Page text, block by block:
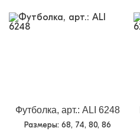
Футболка, арт.: ALI 6248
Размеры: 68, 74, 80, 86